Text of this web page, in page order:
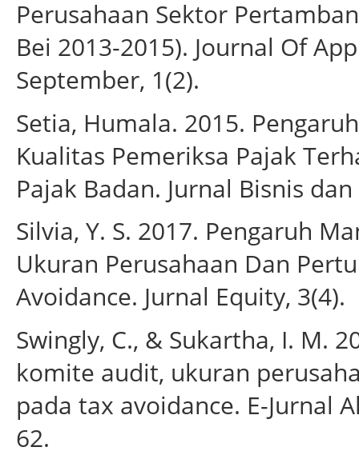
Perusahaan Sektor
Bei 2013-2015). Journal Of
September, 1(2).
Setia, Humala. 2015.
Kualitas Pemeriksa Pajak
Pajak Badan. Jurnal Bisnis
Silvia, Y. S. 2017. Pengaruh
Ukuran Perusahaan Dan
Avoidance. Jurnal Equity, 3(4).
Swingly, C., & Sukartha, I. M.
komite audit, ukuran
pada tax avoidance. E-Jurnal
62.